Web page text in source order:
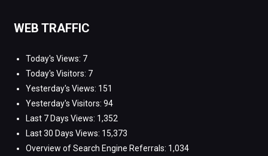
WEB TRAFFIC
Today's Views: 7
Today's Visitors: 7
Yesterday's Views: 151
Yesterday's Visitors: 94
Last 7 Days Views: 1,352
Last 30 Days Views: 15,373
Overview of Search Engine Referrals: 1,034